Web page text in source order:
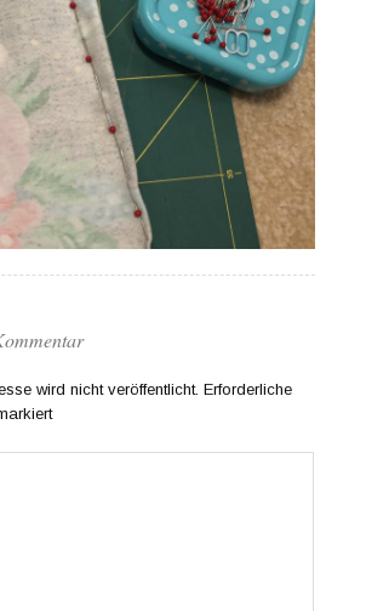
wird nicht veröffentlicht. Erforderliche